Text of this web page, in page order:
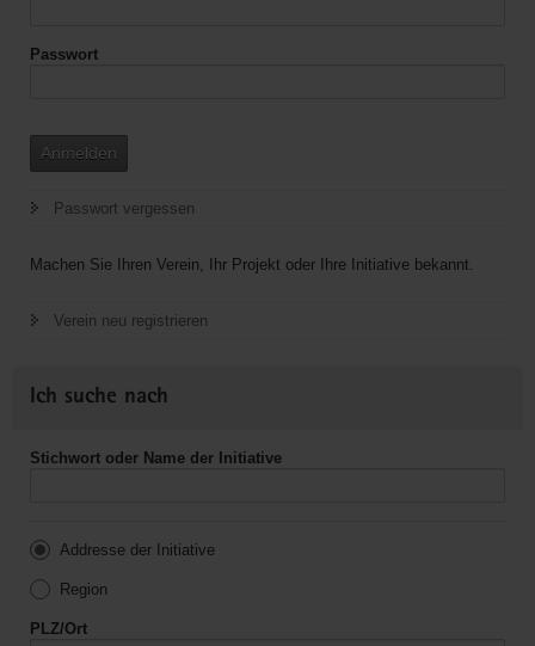
Passwort
Anmelden
Passwort vergessen
Machen Sie Ihren Verein, Ihr Projekt oder Ihre Initiative bekannt.
Verein neu registrieren
Ich suche nach
Stichwort oder Name der Initiative
Addresse der Initiative
Region
PLZ/Ort